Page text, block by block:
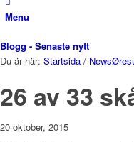
Menu
Blogg - Senaste nytt
Du är här: Startsida /
26 av 33
20 oktober, 2015